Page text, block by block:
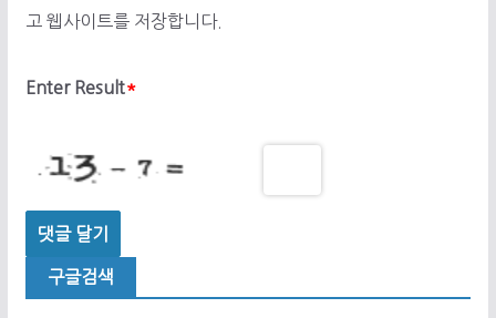
고 웹사이트를 저장합니다.
Enter Result*
구글검색